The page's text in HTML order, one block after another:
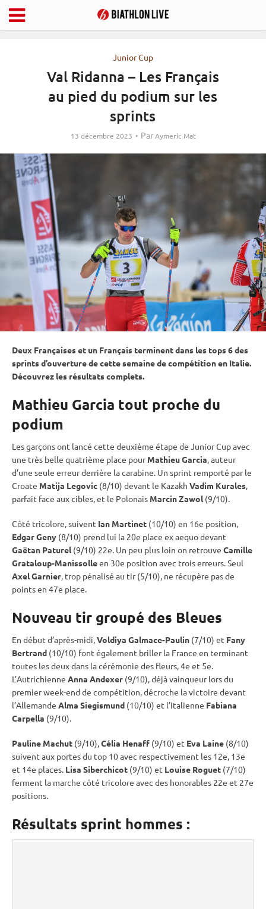
Junior Cup
Val Ridanna – Les Français
au pied du podium sur les
sprints
13 décembre 2023 ParAymeric Mat
Deux Françaises et un Français terminent dans les tops 6 des
sprints d’ouverture de cette semaine de compétition en Italie.
Découvrez les résultats complets.
Mathieu Garcia tout proche du
podium
Les garçons ont lancé cette deuxième étape de Junior Cupavec
une très belle quatrième place pourMathieu Garcia, auteur
d’une seule erreur derrière lacarabine. Un sprint remporté par le
Croate Matija Legovic (8/10) devant le Kazakh Vadim Kurales,
parfait face aux cibles, et le Polonais Marcin Zawol(9/10).
Côté tricolore, suivent Ian Martinet (10/10) en 16e position,
Edgar Geny (8/10) prend lui la 20e place ex aequo devant
Gaëtan Paturel(9/10) 22e. Un peu plus loin on retrouve Camille
Grataloup-Manissolleen 30e position avec trois erreurs. Seul
Axel Garnier, trop pénalisé au tir (5/10), ne récupère pas de
points en 47e place.
Nouveau tir groupé des Bleues
En début d’après-midi,Voldiya Galmace-Paulin (7/10) et Fany
Bertrand (10/10) font également briller la France en terminant
toutes les deux dans la cérémonie des fleurs, 4e et 5e.
L’Autrichienne Anna Andexer (9/10), déjà vainqueur lors du
premier week-end de compétition, décroche la victoire devant
l’Allemande Alma Siegismund (10/10) et l’Italienne Fabiana
Carpella (9/10).
Pauline Machut (9/10),Célia Henaff (9/10) et Eva Laine (8/10)
suivent aux portes du top 10 avec respectivement les 12e, 13e
et 14e places. Lisa Siberchicot (9/10) et Louise Roguet (7/10)
ferment la marche côté tricolore avec des honorables 22e et 27e
positions.
Résultats sprint hommes :